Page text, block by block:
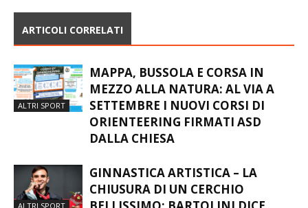
ALTRI SPORT
MAPPA, BUSSOLA E CORSA IN
SETTEMBRE I NUOVI CORSI DI
ORIENTEERING FIRMATI ASD
DALLA CHIESA
ALTRI SPORT
GINNASTICA ARTISTICA – LA
BELLISSIMO: BARTOLINI DICE
STOP